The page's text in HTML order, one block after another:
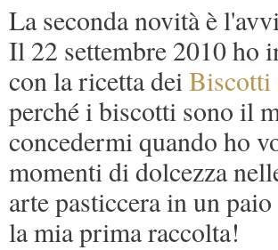
La seconda novità è
Il 22 settembre 2010 ho
con la ricetta dei Biscotti
perché i biscotti sono il
concedermi quando ho
momenti di dolcezza
arte pasticcera in un
la mia prima raccolta!